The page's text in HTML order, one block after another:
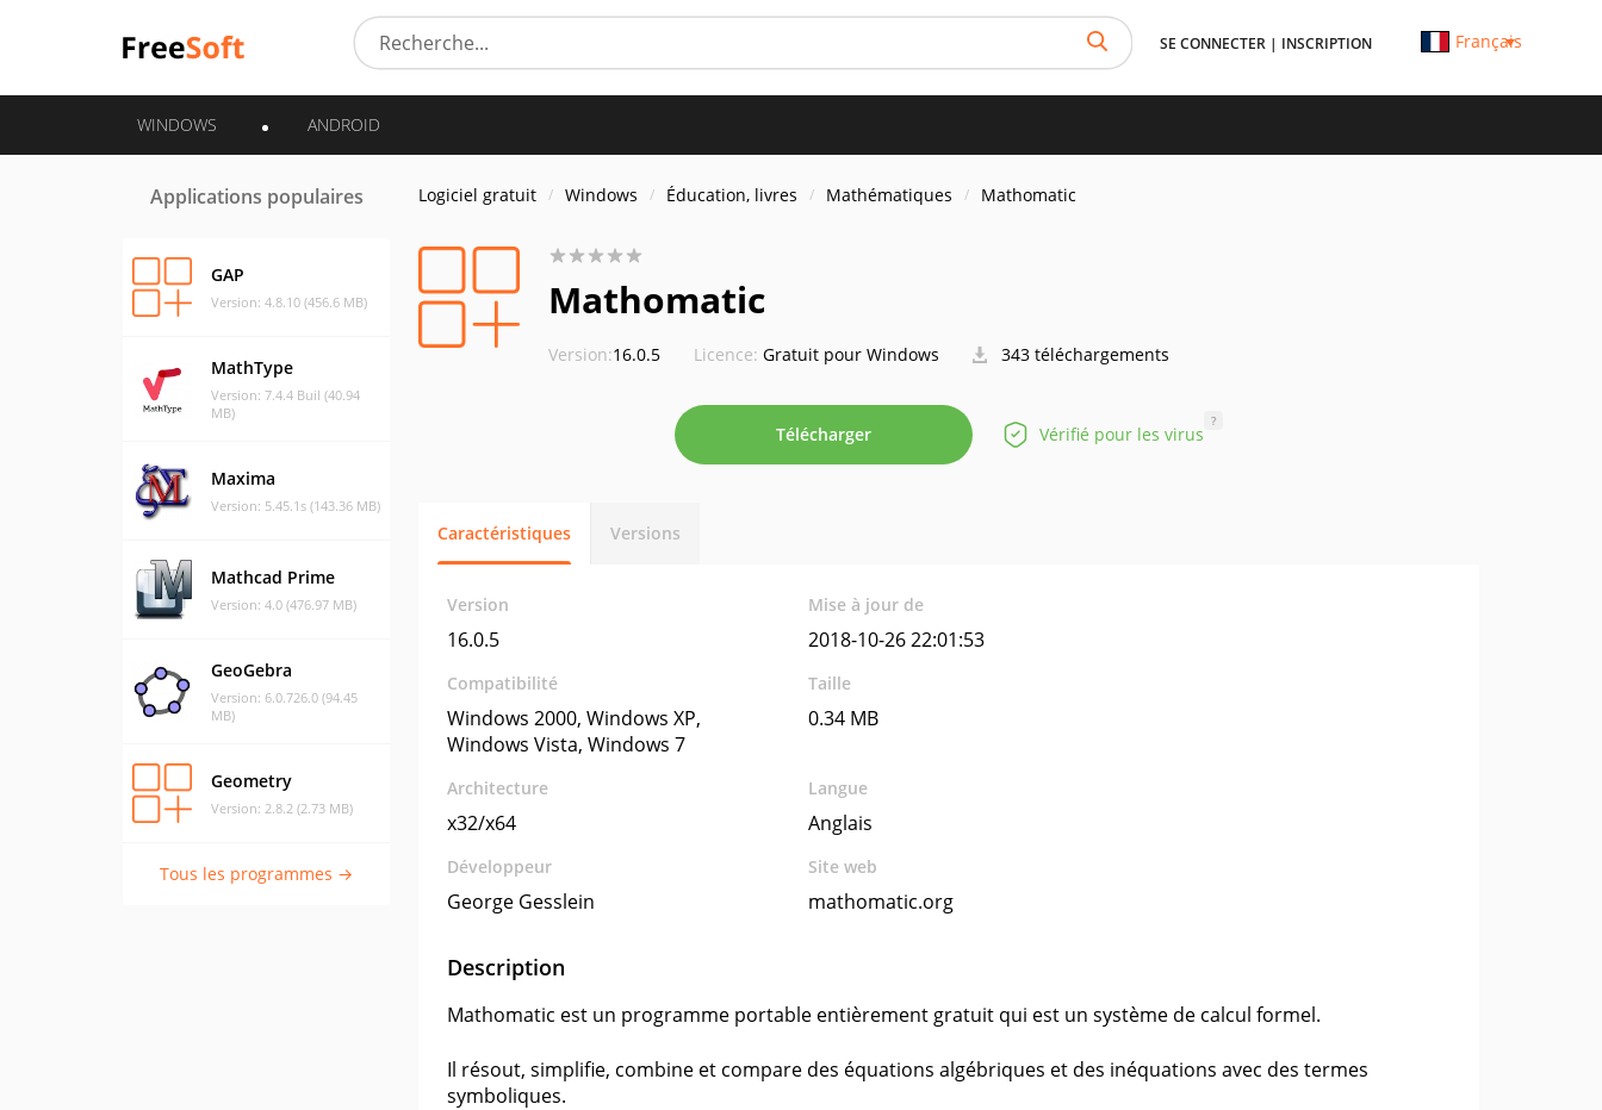
SE CONNECTER | INSCRIPTION Français
WINDOWS ANDROID
Applications populaires
GAP
Version: 4.8.10 (456.6 MB)
MathType
Version: 7.4.4 Buil (40.94
MB)
Maxima
Version: 5.45.1s (143.36 MB)
Mathcad Prime
Version: 4.0 (476.97 MB)
GeoGebra
Version: 6.0.726.0 (94.45
MB)
Geometry
Version: 2.8.2 (2.73 MB)
Tous les programmes →
Logiciel gratuit Windows Éducation, livres Mathématiques Mathomatic
Mathomatic
Version:16.0.5 Licence: Gratuit pour Windows 343 téléchargements
Télécharger Vérifié pour les virus
?
Caractéristiques Versions
Version
16.0.5
Mise à jour de
2018-10-26 22:01:53
Compatibilité
Windows 2000, Windows XP,
Windows Vista, Windows 7
Taille
0.34 MB
Architecture
x32/x64
Langue
Anglais
Développeur
George Gesslein
Site web
mathomatic.org
Description
Mathomatic est un programme portable entièrement gratuit qui est un système de calcul formel.
Il résout, simplifie, combine et compare des équations algébriques et des inéquations avec des termes
symboliques.